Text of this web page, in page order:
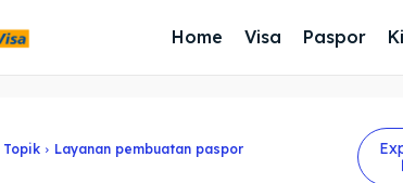
Home Visa Paspor
Topik
Layanan pembuatan paspor